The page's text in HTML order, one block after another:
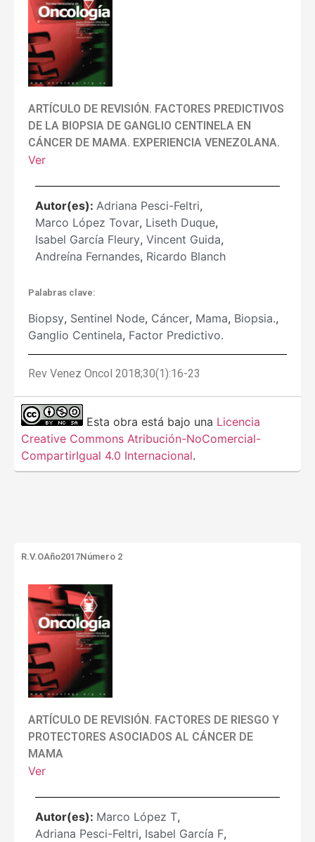
ARTÍCULO DE REVISIÓN. FACTORES PREDICTIVOS
DE LA BIOPSIA DE GANGLIO CENTINELA EN
CÁNCER DE MAMA. EXPERIENCIA VENEZOLANA.
Ver
Autor(es): Adriana Pesci-Feltri,
Marco López Tovar, Liseth Duque,
Isabel García Fleury, Vincent Guida,
Andreína Fernandes, Ricardo Blanch
Palabras clave:
Biopsy, Sentinel Node, Cáncer, Mama, Biopsia.,
Ganglio Centinela, Factor Predictivo.
Rev Venez Oncol 2018;30(1):16-23
Esta obra está bajo una Licencia
Creative Commons Atribución-NoComercial-
CompartirIgual 4.0 Internacional.
R.V.OAño2017Número 2
ARTÍCULO DE REVISIÓN. FACTORES DE RIESGO Y
PROTECTORES ASOCIADOS AL CÁNCER DE
MAMA
Ver
Autor(es): Marco López T,
Adriana Pesci-Feltri, Isabel García F,